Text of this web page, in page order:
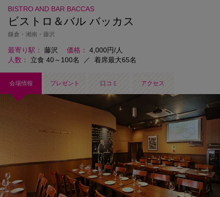
BISTRO AND BAR BACCAS
ビストロ＆バル バッカス
鎌倉・湘南・藤沢
最寄り駅 藤沢 価格
4,000円/人
人数
立食 40～100名 ／ 着席最大65名
会場情報 プレゼント 口コミ アクセス